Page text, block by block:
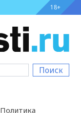
18+
Поиск
Политика